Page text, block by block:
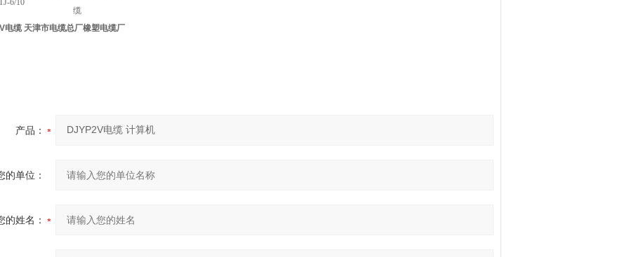
6/10
缆
电缆 天津市电缆总厂橡塑电缆厂
产品：
的单位：
的姓名：